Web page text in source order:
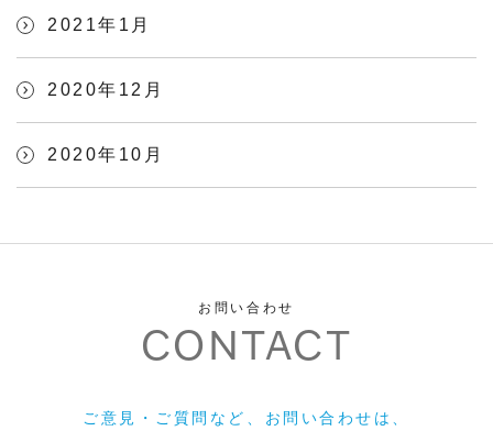
2021年1月
2020年12月
2020年10月
お問い合わせ
CONTACT
ご意見・ご質問など、お問い合わせは、